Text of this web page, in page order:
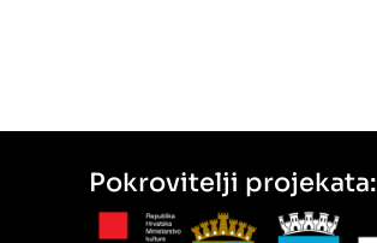
Pokrovitelji projekata: